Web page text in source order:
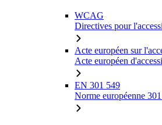
WCAG
Directives pour
Acte européen sur
Acte européen
EN 301 549
Norme européenne